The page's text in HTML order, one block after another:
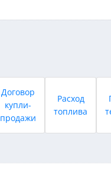
Договор
купли-
продажи
Расход
топлива